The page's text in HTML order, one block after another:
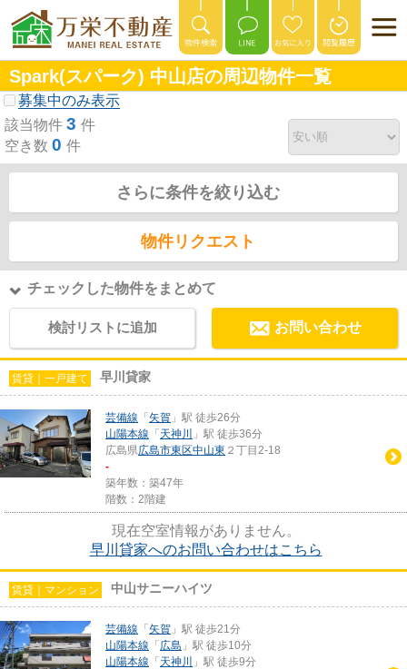
Spark(スパーク) 中山店の周辺物件一覧
募集中のみ表示
該当物件 3 件
空き数 0 件
さらに条件を絞り込む
物件リクエスト
チェックした物件をまとめて
検討リストに追加 お問い合わせ
賃貸｜一戸建て 早川貸家
芸備線 「矢賀 」駅 徒歩26分
山陽本線 「天神川
」駅 徒歩36分
広島県広島市東区中山東 ２丁目2-18
-
築年数：築47年
階数：2階建
現在空室情報がありません。
早川貸家へのお問い合わせはこちら
賃貸｜マンション 中山サニーハイツ
芸備線 「矢賀 」駅 徒歩21分
山陽本線 「広島 」駅 徒歩10分
山陽本線 「天神川
」駅 徒歩9分